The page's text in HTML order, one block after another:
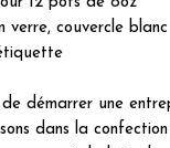
verre, couvercle blanc
de démarrer une
dans la